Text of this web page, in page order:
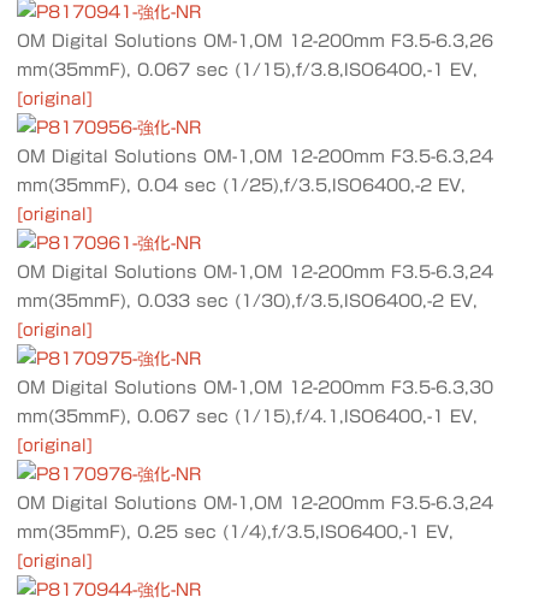
OM Digital Solutions OM-1,OM 12-200mm F3.5-6.3,26
mm(35mmF), 0.067 sec (1/15),f/3.8,ISO6400,-1 EV,
[original]
OM Digital Solutions OM-1,OM 12-200mm F3.5-6.3,24
mm(35mmF), 0.04 sec (1/25),f/3.5,ISO6400,-2 EV,
[original]
OM Digital Solutions OM-1,OM 12-200mm F3.5-6.3,24
mm(35mmF), 0.033 sec (1/30),f/3.5,ISO6400,-2 EV,
[original]
OM Digital Solutions OM-1,OM 12-200mm F3.5-6.3,30
mm(35mmF), 0.067 sec (1/15),f/4.1,ISO6400,-1 EV,
[original]
OM Digital Solutions OM-1,OM 12-200mm F3.5-6.3,24
mm(35mmF), 0.25 sec (1/4),f/3.5,ISO6400,-1 EV,
[original]